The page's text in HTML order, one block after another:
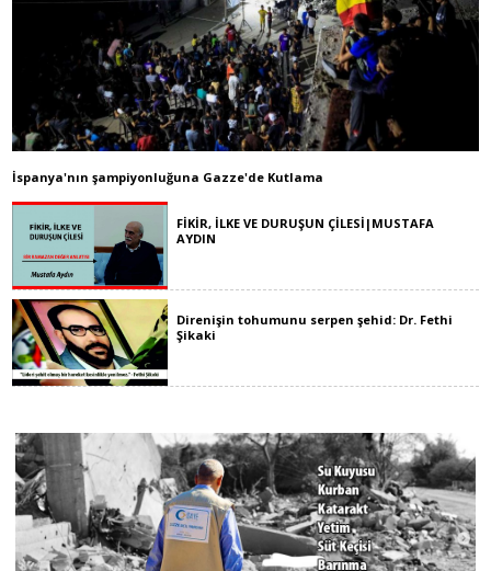
İspanya'nın şampiyonluğuna Gazze'de Kutlama
FİKİR, İLKE VE DURUŞUN ÇİLESİ|MUSTAFA
AYDIN
Direnişin tohumunu serpen şehid: Dr. Fethi
Şikaki